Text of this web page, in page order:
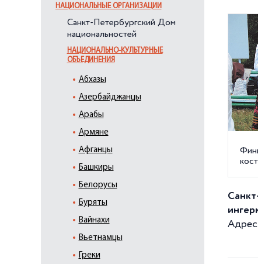
НАЦИОНАЛЬНЫЕ ОРГАНИЗАЦИИ
Санкт-Петербургский Дом
национальностей
НАЦИОНАЛЬНО-КУЛЬТУРНЫЕ
ОБЪЕДИНЕНИЯ
Абхазы
Азербайджанцы
Арабы
Армяне
Афганцы
Башкиры
Белорусы
Буряты
Вайнахи
Вьетнамцы
Греки